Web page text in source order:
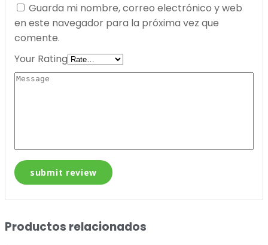
Guarda mi nombre, correo electrónico y web
en este navegador para la próxima vez que
comente.
Your Rating
Productos relacionados